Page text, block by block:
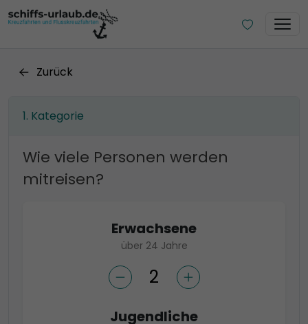
Zurück
Kategorie
Wie viele Personen werden
mitreisen?
Erwachsene
über 24 Jahre
Jugendliche